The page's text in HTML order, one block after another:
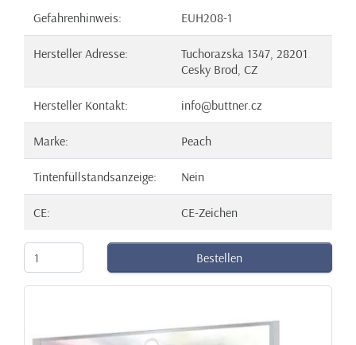
Gefahrenhinweis: EUH208-1
Hersteller Adresse:
Tuchorazska 1347, 28201
Cesky Brod, CZ
Hersteller Kontakt: info@buttner.cz
Marke: Peach
Tintenfüllstandsanzeige: Nein
CE: CE-Zeichen
Bestellen